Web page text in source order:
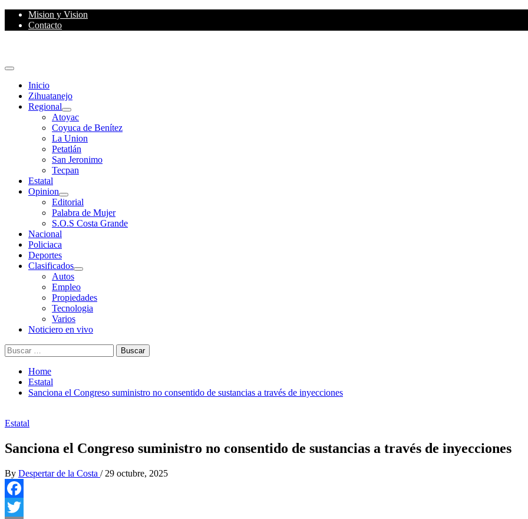
Skip
Mision y Vision
Contacto
Primary
Inicio
Zihuatanejo
Regional
Atoyac
Coyuca de Benítez
La Union
Petatlán
San Jeronimo
Tecpan
Estatal
Opinion
Editorial
Palabra de Mujer
S.O.S Costa Grande
Nacional
Policiaca
Deportes
Clasificados
Autos
Empleo
Propiedades
Tecnologia
Varios
Noticiero en vivo
Buscar:
Home
Estatal
Sanciona el Congreso suministro no consentido de sustancias a través de inyecciones
Estatal
Sanciona el Congreso suministro no consentido de sustancias a través de inyecciones
By Despertar de la Costa / 29 octubre, 2025
Facebook